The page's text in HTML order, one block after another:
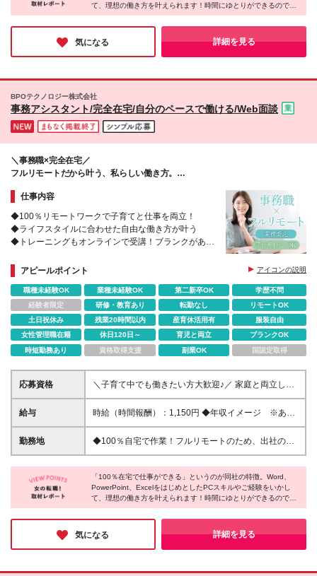
話しできる環境が整っている方を対象としています。
専門スキル>HTMLやCSSの知識、デザイン制作経
験、Power Platformなどでの開発経験 ★学歴不問、ブ
記の環境設定が可能なもの）をご用意ください。
■OS Windows： 11以上（Microsoft公式要件を満たす
もの） Mac： 公式サポート（OSアップデート）対象
ュリティリスクの観点から当社では使用できません。
■周辺機器・ソフト ・セキュリティソフト ・有料の
Microsoft 365または、有料のMicrosoft Office（公式サ
Web上で⾏うため、パソコンとネット環境があれば世
て、理想の働き方を叶えられます！時間にゆとりができるので、
「資格勉強などのスキルアップに時間を使えるようになった」と
いう方も多いのだとか。「仕事のやりがいとプライベートを両立
したい」そんな想いをお持ちの方にピッタリの求人だと思いまし
た！
気になる 詳細を見る
BPOテクノロジー株式会社
事務アシスタント/完全在宅/自分のペースで働ける/Web面談
＼事務職×完全在宅／
フルリモートだから叶う、私らしい働き方。
仕事内容
◆100％リモートワークで子育てと仕事を両立！
◆ライフスタイルに合わせた自由な働き方が叶う
◆トレーニングもオンラインで受講！ブランクがある
◆チームで助け合うから、在宅でも安心！
アピールポイント アイコンの説明
職種未経験OK 業種未経験OK 第二新卒OK
学歴不問
経験者限定
研修・教育あり 転勤なし
リモートOK
土日祝休み
残業20時間以内 産育休活用有
服装自由
女性管理職在籍
休日120日～ 育児と両立
ブランクOK
時短勤務あり
資格取得支援 副業OK 国認定取得
応募資格
＼子育て中でも働きたい方大歓迎♪／ 家庭と両立しな
がら活躍している方が多数！ これまでのご経験をい
かして働けます！ 【具体的には】 ・1年以上の社会人
ツールを業務で使用したご経験 （PowerPointや
Googleスプレッドシート、ファイルを複数人で共有
ーションを行った経験 オンラインミーティングを行
いますので、Webカメラを使用し、お顔を合わせてお
話しできる環境が整っている方を対象としています。
＼こんな人は大歓迎！／ 下記のスキルをお持ちの方 <
特化型業務>経理、労務、業務効率化、採用の経験 <
専門スキル>HTMLやCSSの知識、デザイン制作経
験、Power Platformなどでの開発経験 ★学歴不問、ブ
給与
時給（時間報酬）：1,150円 ◆年収イメージ ※あく
まで一例です 年収220万8,000円～（時間報酬1,150円
で1日8h×月20日×12カ月で計算） 年収110万4,000円
※トレーニング期間中（1ヶ月程度）も時間報酬は
1,150円です
勤務地
◆100％自宅で作業！フルリモートのため、出社の必
要はありません。 ≪本社≫ 東京都中央区銀座6-14-8
※業務には在宅ワークのできる環境が必要です。 ≪作
業をするにあたって必要な環境≫ ※スタートまでにご
自身のPCまたは、ご自身で手配したレンタルPC（下
記の環境設定が可能なもの）をご用意ください。
■OS Windows： 11以上（Microsoft公式要件を満たす
もの） Mac： 公式サポート（OSアップデート）対象
のもの ■推奨CPU Intel：Corei5以上/第12世代
「100％在宅で仕事ができる」というのが同社の特徴。Word、
PowerPoint、ExcelをはじめとしたPCスキルやご経験をいかし
て、理想の働き方を叶えられます！時間にゆとりができるので、
「資格勉強などのスキルアップに時間を使えるようになった」と
いう方も多いのだとか。「仕事のやりがいとプライベートを両立
したい」そんな想いをお持ちの方にピッタリの求人だと思いまし
た！
気になる 詳細を見る